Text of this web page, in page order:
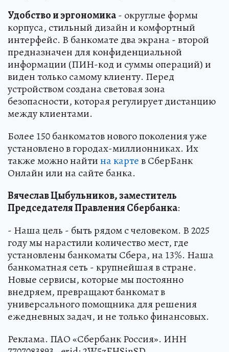
Удобство и эргономика- округлые формы
корпуса, стильный дизайн и комфортный
интерфейс. В банкомате два экрана - второй
предназначен для конфиденциальной
информации (ПИН-код и суммы операций) и
виден только самому клиенту. Перед
устройством создана световая зона
безопасности, которая регулирует дистанцию
между клиентами.
Более 150 банкоматов нового поколения уже
установлено в городах-миллионниках. Их
также можно найтина картев СберБанк
Онлайн или на сайте банка.
Вячеслав Цыбульников, заместитель
Председателя Правления Сбербанка:
- Наша цель - быть рядом с человеком. В 2025
году мы нарастили количество мест, где
установлены банкоматы Сбера, на 13%. Наша
банкоматная сеть - крупнейшая в стране.
Новые сервисы, которые мы постоянно
внедряем, превращают банкомат в
универсального помощника для решения
ежедневных задач, и не только финансовых.
Реклама. ПАО «Сбербанк Россия». ИНН